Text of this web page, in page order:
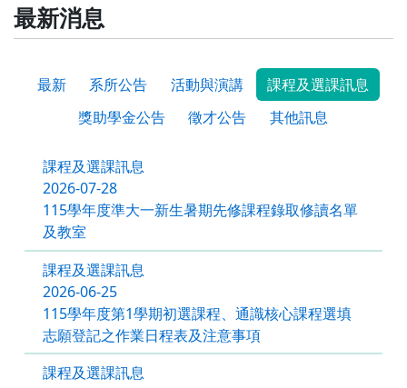
最新消息
最新 系所公告 活動與演講
課程及選課訊息
獎助學金公告
徵才公告 其他訊息
課程及選課訊息
2026-07-28
115學年度準大一新生暑期先修課程錄取修讀名單
及教室
課程及選課訊息
2026-06-25
115學年度第1學期初選課程、通識核心課程選填
志願登記之作業日程表及注意事項
課程及選課訊息